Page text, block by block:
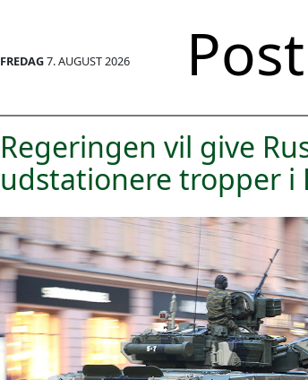
FREDAG7. AUGUST 2026
Regeringen vil give
udstationere tropper i